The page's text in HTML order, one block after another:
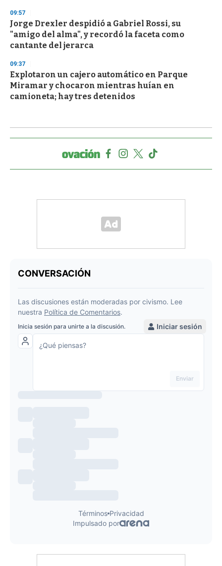
09:57
Jorge Drexler despidió a Gabriel Rossi, su
"amigo del alma", y recordó la faceta como
cantante del jerarca
09:37
Explotaron un cajero automático en Parque
Miramar y chocaron mientras huían en
camioneta; hay tres detenidos